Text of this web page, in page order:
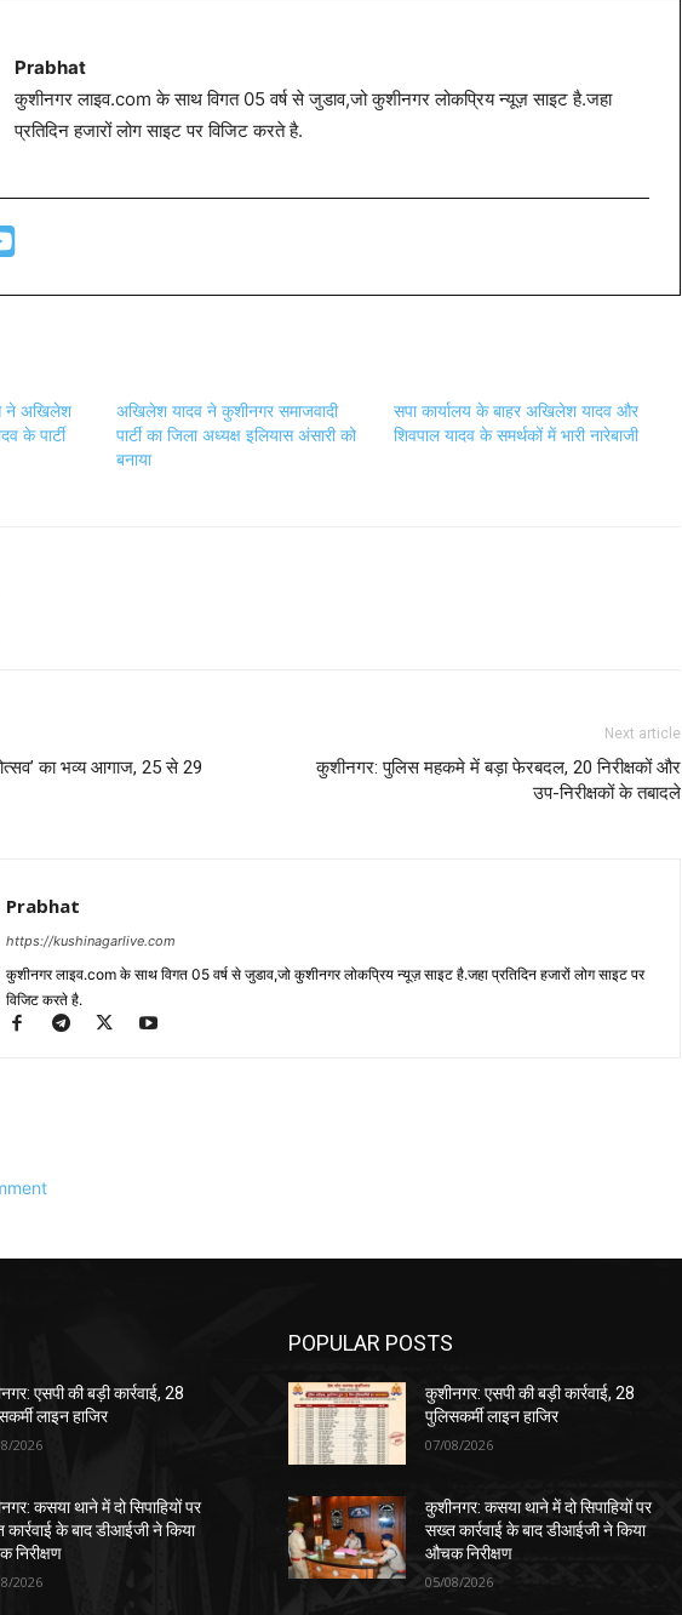
Prabhat
कुशीनगर लाइव.com के साथ विगत 05 वर्ष से जुडाव,जो कुशीनगर लोकप्रिय न्यूज़ साइट है.जहा
प्रतिदिन हजारों लोग साइट पर विजिट करते है.
ने अखिलेश
के पार्टी
अखिलेश यादव ने कुशीनगर समाजवादी
पार्टी का जिला अध्यक्ष इलियास अंसारी को
बनाया
सपा कार्यालय के बाहर अखिलेश यादव और
शिवपाल यादव के समर्थकों में भारी नारेबाजी
का भव्य आगाज, 25 से 29
Next article
कुशीनगर: पुलिस महकमे में बड़ा फेरबदल, 20 निरीक्षकों और
उप-निरीक्षकों के तबादले
Prabhat
https://kushinagarlive.com
कुशीनगर लाइव.com के साथ विगत 05 वर्ष से जुडाव,जो कुशीनगर लोकप्रिय न्यूज़ साइट है.जहा प्रतिदिन हजारों लोग साइट पर
विजिट करते है.
एसपी की बड़ी कार्रवाई, 28
लाइन हाजिर
2026
कसया थाने में दो सिपाहियों पर
के बाद डीआईजी ने किया
निरीक्षण
2026
POPULAR POSTS
कुशीनगर: एसपी की बड़ी कार्रवाई, 28
पुलिसकर्मी लाइन हाजिर
07/08/2026
कुशीनगर: कसया थाने में दो सिपाहियों पर
सख्त कार्रवाई के बाद डीआईजी ने किया
औचक निरीक्षण
05/08/2026